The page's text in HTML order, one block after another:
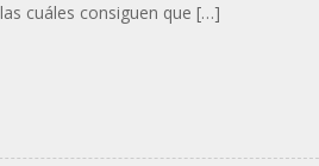
cuáles consiguen que […]